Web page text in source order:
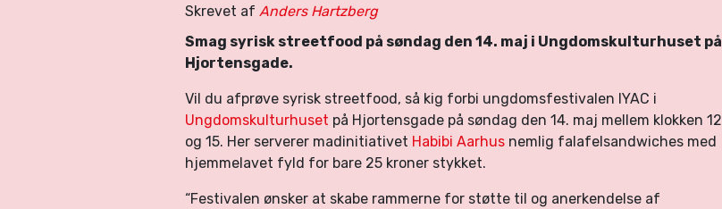
Skrevet af Anders Hartzberg
Smag syrisk streetfood på søndag den 14. maj i Ungdomskulturhuset på
Hjortensgade.
Vil du afprøve syrisk streetfood, så kig forbi ungdomsfestivalen IYAC i
Ungdomskulturhuset på Hjortensgade på søndag den 14. maj mellem klokken 12
og 15. Her serverer madinitiativet Habibi Aarhus nemlig falafelsandwiches med
hjemmelavet fyld for bare 25 kroner stykket.
“Festivalen ønsker at skabe rammerne for støtte til og anerkendelse af